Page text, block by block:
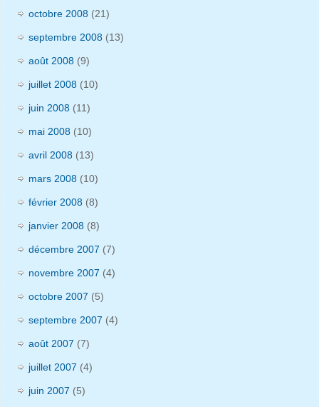
octobre 2008 (21)
septembre 2008 (13)
août 2008 (9)
juillet 2008 (10)
juin 2008 (11)
mai 2008 (10)
avril 2008 (13)
mars 2008 (10)
février 2008 (8)
janvier 2008 (8)
décembre 2007 (7)
novembre 2007 (4)
octobre 2007 (5)
septembre 2007 (4)
août 2007 (7)
juillet 2007 (4)
juin 2007 (5)